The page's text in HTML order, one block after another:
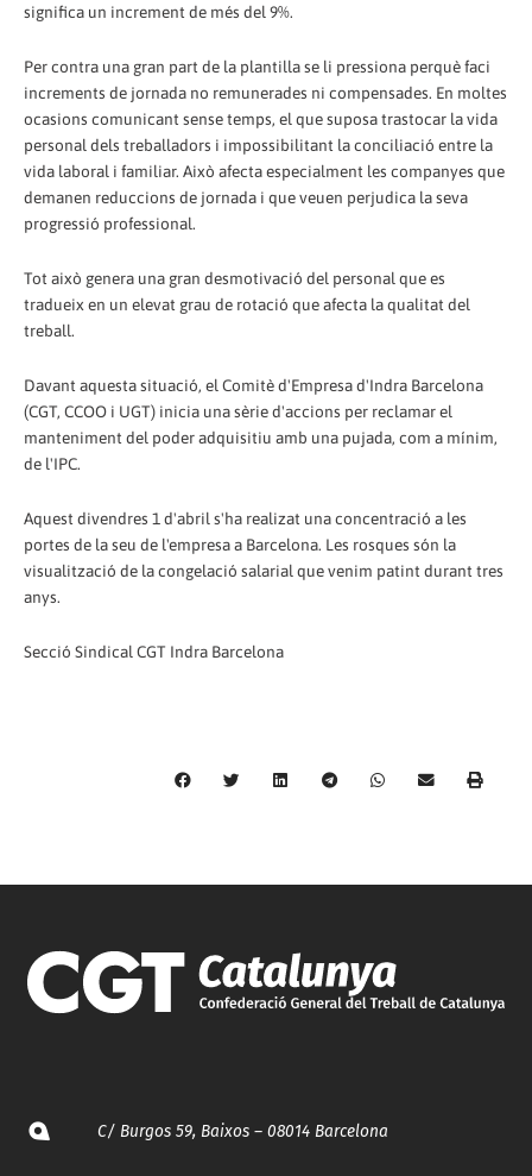
significa un increment de més del 9%.
Per contra una gran part de la plantilla se li pressiona perquè faci
increments de jornada no remunerades ni compensades. En moltes
ocasions comunicant sense temps, el que suposa trastocar la vida
personal dels treballadors i impossibilitant la conciliació entre la
vida laboral i familiar. Això afecta especialment les companyes que
demanen reduccions de jornada i que veuen perjudica la seva
progressió professional.
Tot això genera una gran desmotivació del personal que es
tradueix en un elevat grau de rotació que afecta la qualitat del
treball.
Davant aquesta situació, el Comitè d'Empresa d'Indra Barcelona
(CGT, CCOO i UGT) inicia una sèrie d'accions per reclamar el
manteniment del poder adquisitiu amb una pujada, com a mínim,
de l'IPC.
Aquest divendres 1 d'abril s'ha realizat una concentració a les
portes de la seu de l'empresa a Barcelona. Les rosques són la
visualització de la congelació salarial que venim patint durant tres
anys.
Secció Sindical CGT Indra Barcelona
C/ Burgos 59, Baixos – 08014 Barcelona